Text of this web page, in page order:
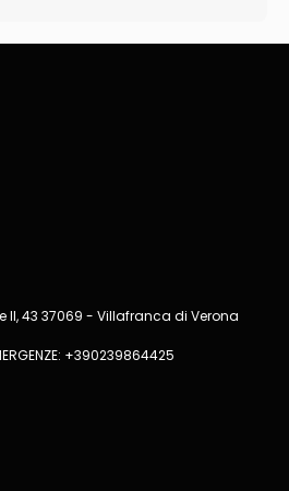
II, 43 37069 - Villafranca di Verona
+390239864425